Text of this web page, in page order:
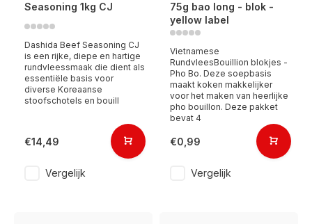
Seasoning 1kg CJ
Dashida Beef Seasoning CJ
is een rijke, diepe en hartige
rundvleessmaak die dient als
essentiële basis voor
diverse Koreaanse
stoofschotels en bouill
€14,49
Vergelijk
75g bao long - blok -
yellow label
Vietnamese
RundvleesBouillion blokjes -
Pho Bo. Deze soepbasis
maakt koken makkelijker
voor het maken van heerlijke
pho bouillon. Deze pakket
bevat 4
€0,99
Vergelijk